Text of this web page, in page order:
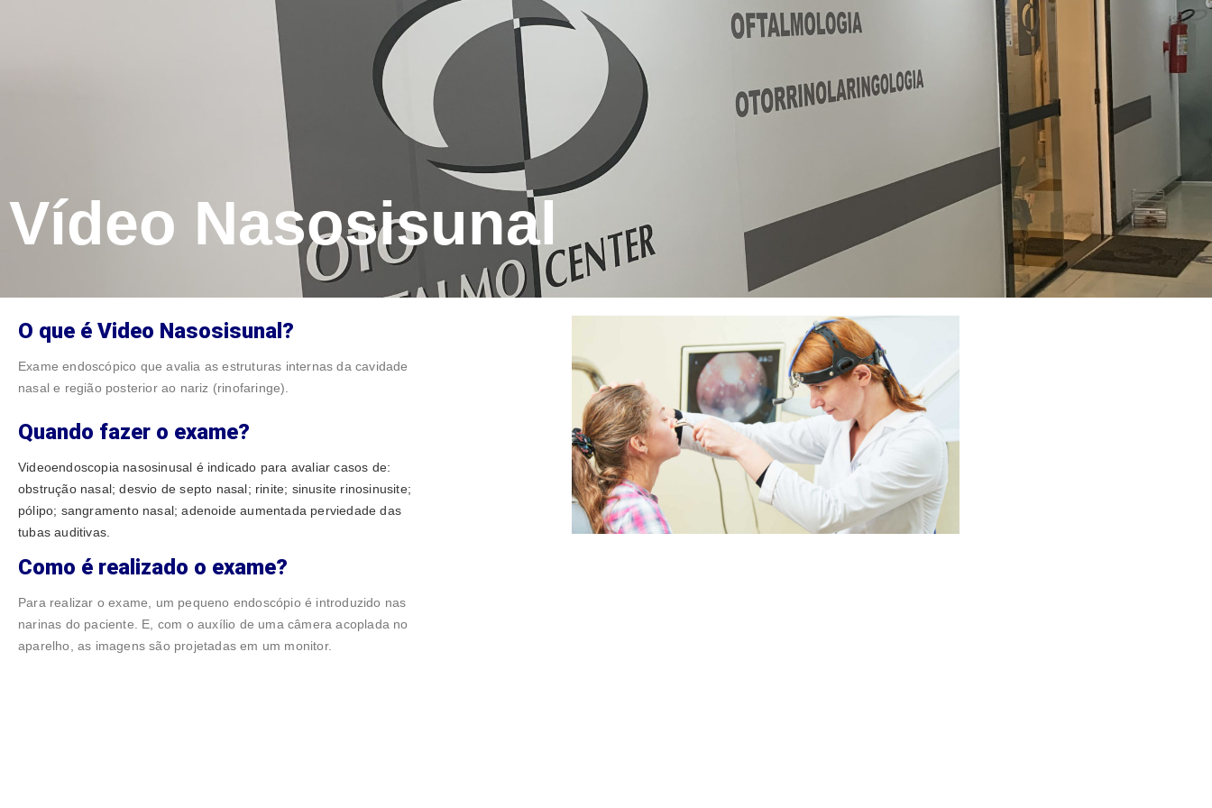
Vídeo Nasosisunal
O que é Video Nasosisunal?
Exame endoscópico que avalia as estruturas internas da cavidade
nasal e região posterior ao nariz (rinofaringe).
Quando fazer o exame?
Videoendoscopia nasosinusal é indicado para avaliar casos de:
obstrução nasal; desvio de septo nasal; rinite; sinusite rinosinusite;
pólipo; sangramento nasal; adenoide aumentada perviedade das
tubas auditivas.
Como é realizado o exame?
Para realizar o exame, um pequeno endoscópio é introduzido nas
narinas do paciente. E, com o auxílio de uma câmera acoplada no
aparelho, as imagens são projetadas em um monitor.